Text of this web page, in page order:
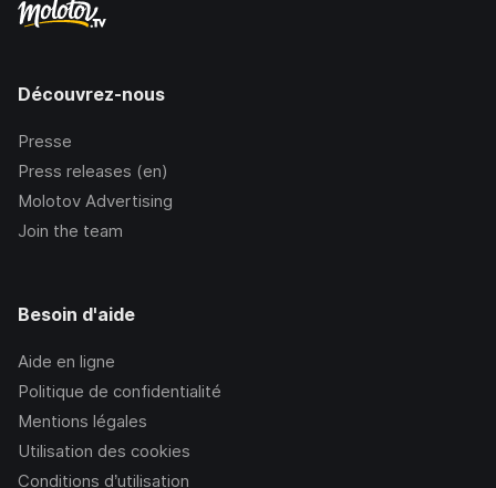
Découvrez-nous
Presse
Press releases (en)
Molotov Advertising
Join the team
Besoin d'aide
Aide en ligne
Politique de confidentialité
Mentions légales
Utilisation des cookies
Conditions d’utilisation